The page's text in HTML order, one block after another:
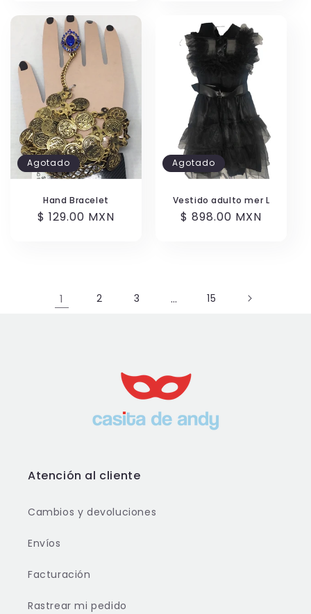
Agotado
Hand Bracelet
Precio
$ 129.00 MXN
Agotado
Vestido adulto mer L
Precio
$ 898.00 MXN
1 2 3 … 15
Atención al cliente
Cambios y devoluciones
Envíos
Facturación
Rastrear mi pedido